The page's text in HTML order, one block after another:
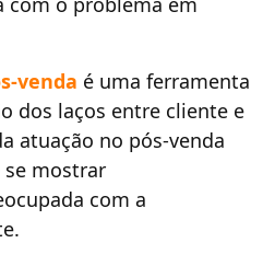
venda é uma ferramenta
dos laços entre cliente e
atuação no pós-venda
se mostrar
com a